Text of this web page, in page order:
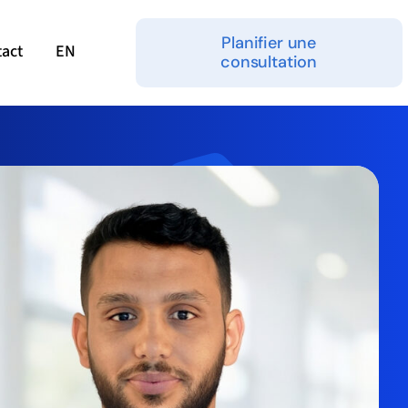
EN
Planifier une
consultation